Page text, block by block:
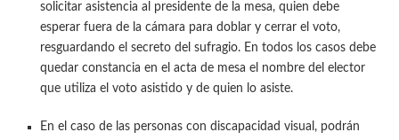
solicitar asistencia al presidente de la mesa, quien debe
esperar fuera de la cámara para doblar y cerrar el voto,
resguardando el secreto del sufragio. En todos los casos debe
quedar constancia en el acta de mesa el nombre del elector
que utiliza el voto asistido y de quien lo asiste.
En el caso de las personas con discapacidad visual, podrán